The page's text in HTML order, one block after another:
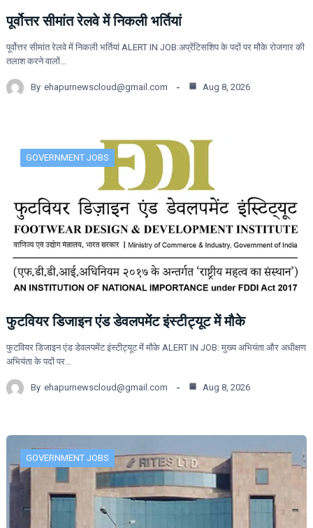
पूर्वोत्तर सीमांत रेलवे में निकली भर्तियां
पूर्वोत्तर सीमांत रेलवे में निकली भर्तियां ALERT IN JOB:अप्रेंटिसशिप के पदों पर मौके रोजगार की
तलाश करने वालों…
By ehapurnewscloud@gmail.com Aug 8, 2026
GOVERNMENT JOBS
फुटवियर डिजाइन एंड डेवलपमेंट इंस्टीट्यूट में मौके
फुटवियर डिजाइन एंड डेवलपमेंट इंस्टीट्यूट में मौके ALERT IN JOB: मुख्य अभियंता और अधीक्षण
अभियंता के पदों पर…
By ehapurnewscloud@gmail.com Aug 8, 2026
GOVERNMENT JOBS